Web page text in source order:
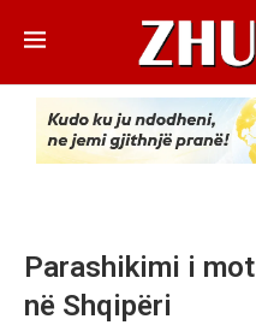
Parashikimi i
në Shqipëri